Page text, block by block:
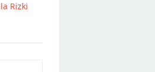
Rizki